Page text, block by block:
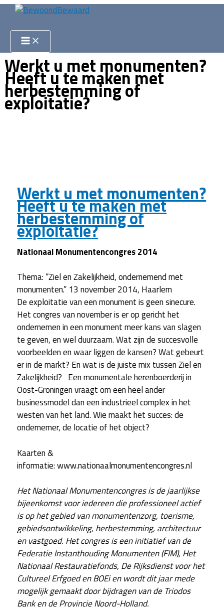
de
inhoud
Werkt u met monumenten?
Heeft u te maken met
herbestemming of
exploitatie?
Werkt u met monumenten?
Heeft u te maken met
herbestemming of
exploitatie?
Nationaal Monumentencongres 2014
Thema: “Ziel en Zakelijkheid, ondernemend met
monumenten.” 13 november 2014, Haarlem
De exploitatie van een monument is geen sinecure.
Het congres van november is er op gericht het
ondernemen in een monument meer kans van slagen
te geven, en wel duurzaam. Wat zijn de succesvolle
voorbeelden en waar liggen de kansen? Wat gebeurt
er in de markt? En wat is de juiste mix tussen Ziel en
Zakelijkheid? Een monumentale herenboerderij in
Oost-Groningen vraagt om een heel ander
businessmodel dan een industrieel complex in het
westen van het land. Wie maakt het succes: de
ondernemer, de locatie of het object?
Kaarten &
informatie: www.nationaalmonumentencongres.nl
Het Nationaal Monumentencongres is de jaarlijkse
bijeenkomst voor iedereen die professioneel actief
is op het gebied van monumentenzorg, toerisme,
gebiedsontwikkeling, herbestemming, architectuur
en vastgoed. Het congres is een initiatief van de
Federatie Instanthouding Monumenten (FIM), Het
Nationaal Restauratiefonds, De Rijksdienst voor het
Cultureel Erfgoed en BOEi en wordt dit jaar mede
mogelijk gemaakt door bijdragen van de Triodos
Bank en de Provincie Noord-Holland.